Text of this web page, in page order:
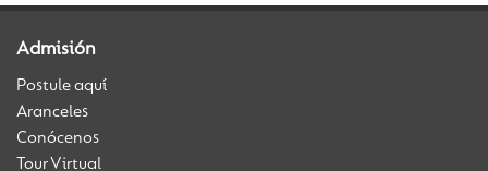
Admisión
Postule aquí
Aranceles
Conócenos
Tour Virtual